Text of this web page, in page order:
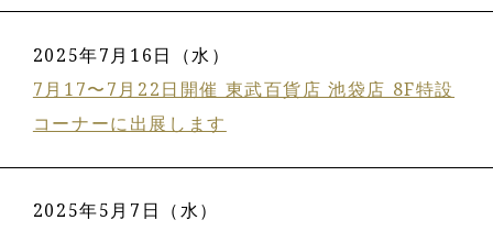
2025年7月16日（水）
7月17〜7月22日開催 東武百貨店 池袋店 8F特設
コーナーに出展します
2025年5月7日（水）